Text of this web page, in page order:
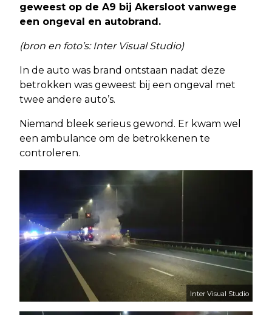
geweest op de A9 bij Akersloot vanwege
een ongeval en autobrand.
(bron en foto’s: Inter Visual Studio)
In de auto was brand ontstaan nadat deze
betrokken was geweest bij een ongeval met
twee andere auto’s.
Niemand bleek serieus gewond. Er kwam wel
een ambulance om de betrokkenen te
controleren.
Inter Visual Studio